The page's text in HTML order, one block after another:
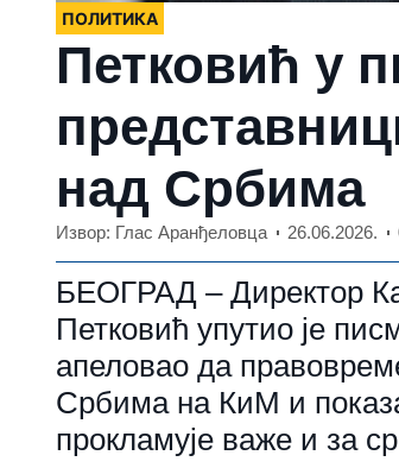
ПОЛИТИКА
Петковић у
над Србима
Извор: Глас Аранђеловца 26.06.2026.
БЕОГРАД – Директор
Петковић упутио је
апеловао да
Србима на КиМ и
прокламује важе и за